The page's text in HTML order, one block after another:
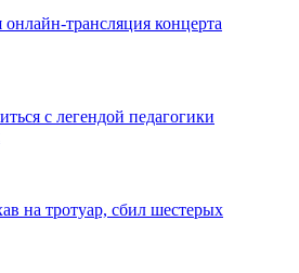
трансляция концерта
с легендой педагогики
на тротуар, сбил шестерых